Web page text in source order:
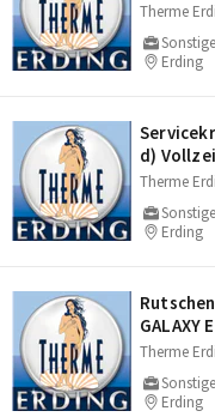
Therme
Erding
d)
Therme
Erding
Therme
Erding